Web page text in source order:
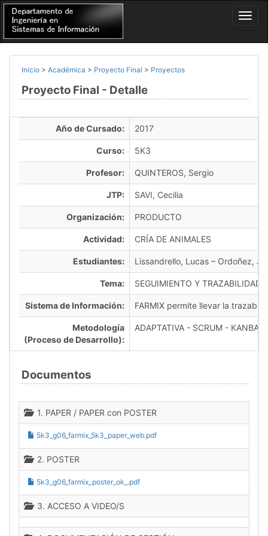
Inicio > Académica > Proyecto Final > Proyectos
Proyecto Final - Detalle
Año de Cursado: 2017
Curso: 5K3
Profesor: QUINTEROS, Sergio
JTP: SAVI, Cecilia
Organización: PRODUCTO
Actividad: CRÍA DE ANIMALES
Estudiantes: Lissandrello, Lucas – Ordoñez,
Tema: SEGUIMIENTO Y TRAZABILIDAD
Sistema de Información: FARMIX permite llevar la
Metodología
(Proceso de Desarrollo):
ADAPTATIVA - SCRUM - KANBAN
Documentos
1. PAPER / PAPER con POSTER
5k3_g06_farmix_5k3_paper_web.pdf
2. POSTER
5k3_g06_farmix_poster_ok_.pdf
3. ACCESO A VIDEO/S